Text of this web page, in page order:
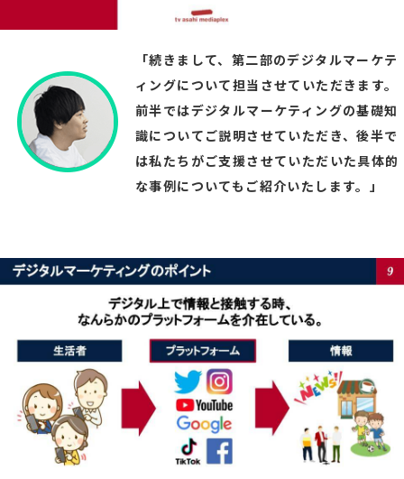
「続きまして、第二部のデジタルマーケテ
ィングについて担当させていただきます。
前半ではデジタルマーケティングの基礎知
識についてご説明させていただき、後半で
は私たちがご支援させていただいた具体的
な事例についてもご紹介いたします。」